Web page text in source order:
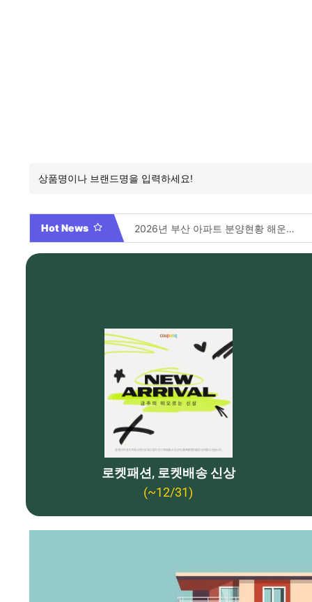
Hot News
로켓패션, 로켓배송 신상
(~12/31)